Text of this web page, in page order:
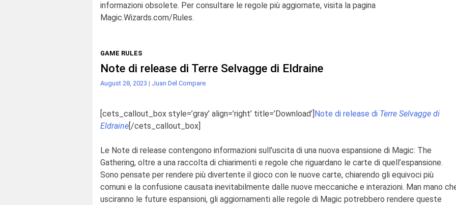
informazioni obsolete. Per consultare le regole più aggiornate, visita la pagina
Magic.Wizards.com/Rules.
GAME RULES
Note di release di Terre Selvagge di Eldraine
August 28, 2023 | Juan Del Compare
[cets_callout_box style=’gray’ align=’right’ title=’Download’] Note di release di Terre Selvagge di
Eldraine [/cets_callout_box]
Le Note di release contengono informazioni sull’uscita di una nuova espansione di Magic: The
Gathering, oltre a una raccolta di chiarimenti e regole che riguardano le carte di quell’espansione.
Sono pensate per rendere più divertente il gioco con le nuove carte, chiarendo gli equivoci più
comuni e la confusione causata inevitabilmente dalle nuove meccaniche e interazioni. Man mano
usciranno le future espansioni, gli aggiornamenti alle regole di Magic potrebbero rendere queste